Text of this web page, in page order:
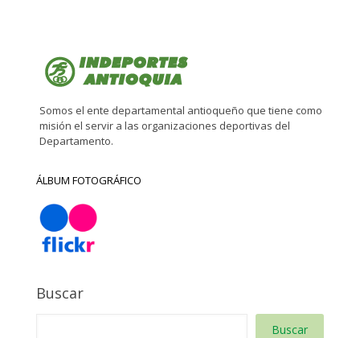
Somos el ente departamental antioqueño que tiene como
misión el servir a las organizaciones deportivas del
Departamento.
ÁLBUM FOTOGRÁFICO
Buscar
Buscar